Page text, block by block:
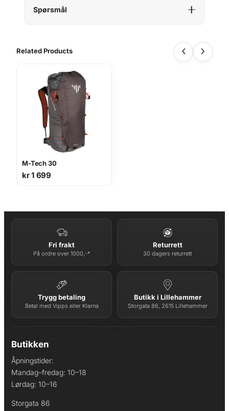
Spørsmål
Related Products
M-Tech 30
kr1 699
Fri frakt
På ordre over 1000,-*
Returrett
30 dagers returrett
Trygg betaling
Betal med Vipps eller Klarna
Butikk i Lillehammer
Storgata 86, 2615 Lillehammer
Butikken
Åpningstider:
Mandag–fredag: 10–18
Lørdag: 10–16
Storgata 86